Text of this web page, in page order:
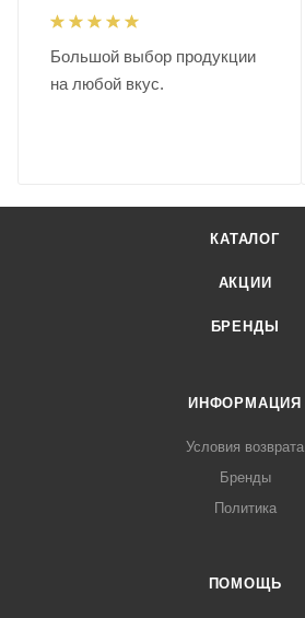
Большой выбор продукции
на любой вкус.
КАТАЛОГ
АКЦИИ
БРЕНДЫ
ИНФОРМАЦИЯ
Условия возврата
Бренды
Политика
ПОМОЩЬ